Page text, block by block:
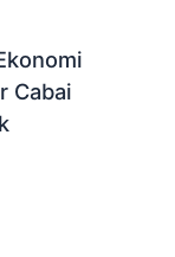
Cabai